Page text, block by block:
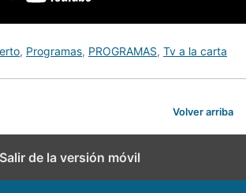
, Programas, PROGRAMAS, Tv a la carta
Volver arriba
Salir de la versión móvil